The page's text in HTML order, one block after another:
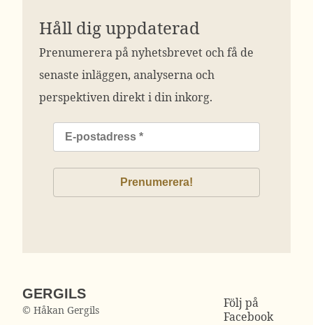
Håll dig uppdaterad
Prenumerera på nyhetsbrevet och få de
senaste inläggen, analyserna och
perspektiven direkt i din inkorg.
GERGILS
© Håkan Gergils
Följ på
Facebook